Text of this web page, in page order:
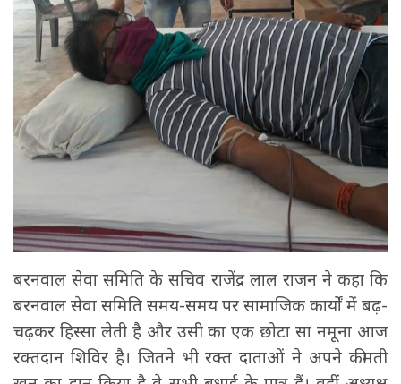
बरनवाल सेवा समिति के सचिव राजेंद्र लाल राजन ने कहा कि
बरनवाल सेवा समिति समय-समय पर सामाजिक कार्यों में बढ़-
चढ़कर हिस्सा लेती है और उसी का एक छोटा सा नमूना आज
रक्तदान शिविर है। जितने भी रक्त दाताओं ने अपने कीमती